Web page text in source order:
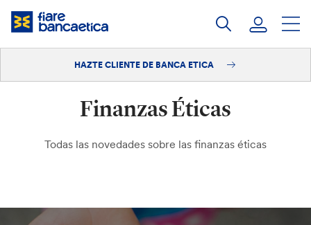
Saltar
HAZTE CLIENTE DE BANCA ETICA
Finanzas Éticas
Todas las novedades sobre las finanzas éticas